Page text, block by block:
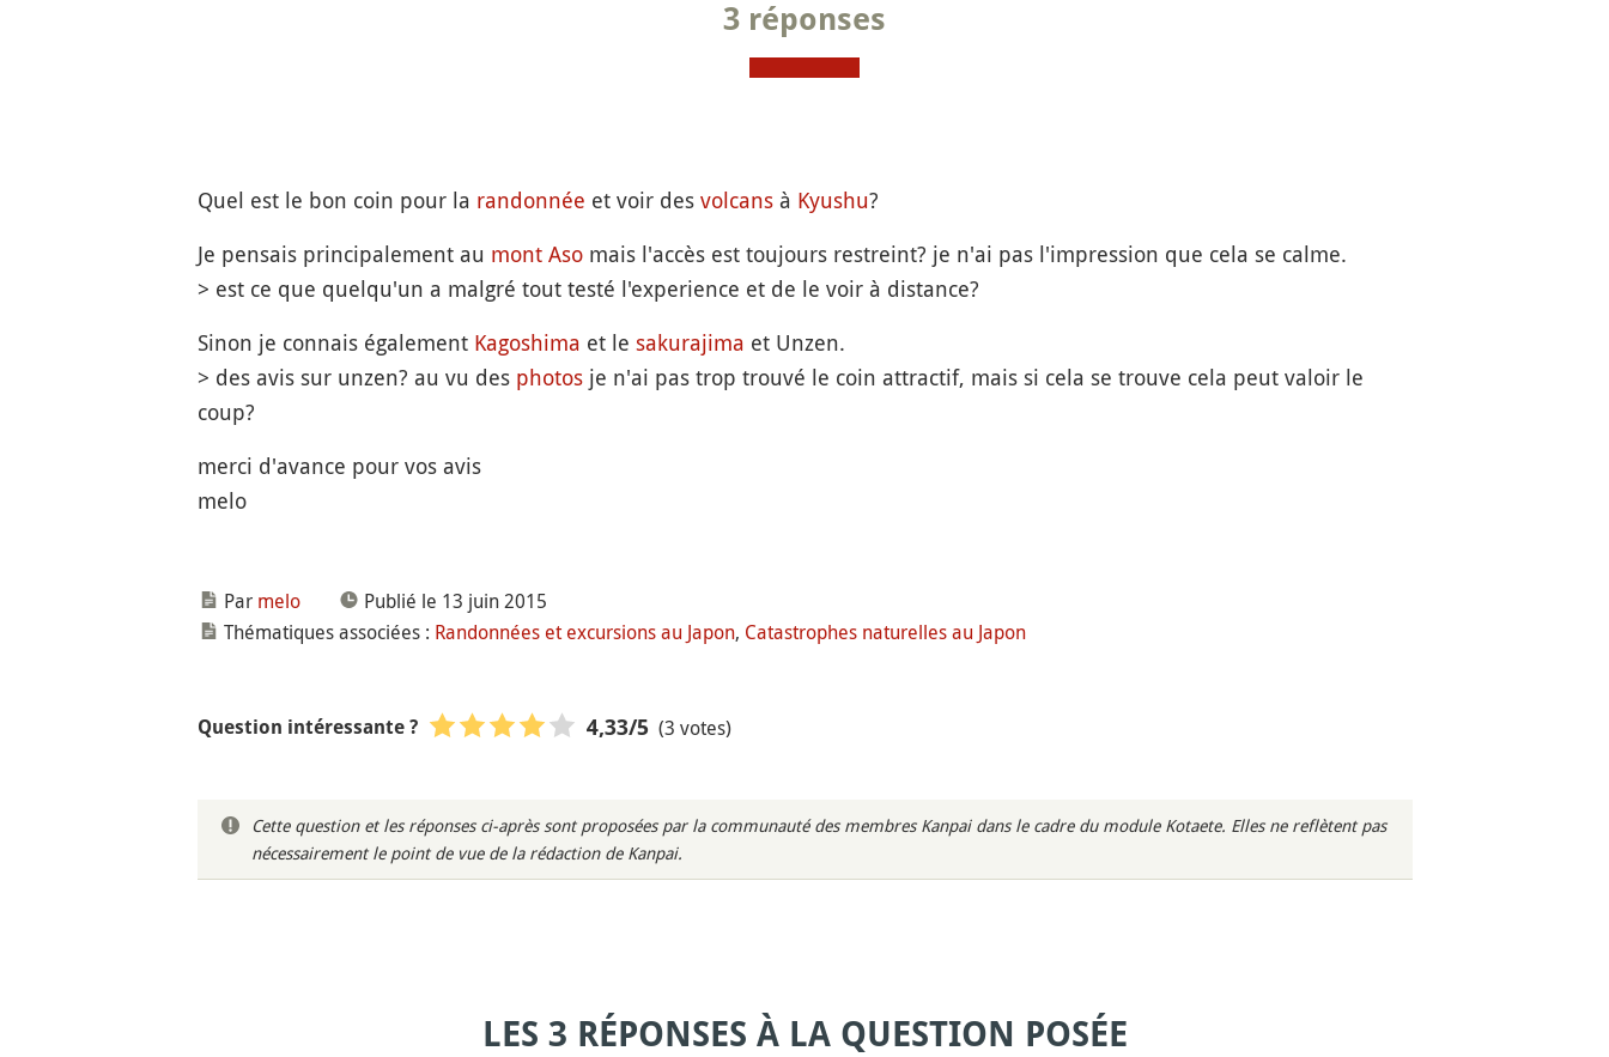
3 réponses
Quel est le bon coin pour la randonnée et voir des volcansà Kyushu?
Je pensais principalement au mont Asomais l'accès est toujours restreint? je n'ai pas l'impression que cela se calme.
> est ce que quelqu'un a malgré tout testé l'experience et de le voir à distance?
Sinon je connais également Kagoshima et le sakurajima et Unzen.
> des avis sur unzen? au vu des photosje n'ai pas trop trouvé le coin attractif, mais si cela se trouve cela peut valoir le
coup?
merci d'avance pour vos avis
melo
Par melo
Publié le 13 juin 2015
Thématiques associées : Randonnées et excursions au Japon, Catastrophes naturelles au Japon
Question intéressante ? 4,33/5 (3 votes)
Cette question et les réponses ci-après sont proposées par la communauté des membres Kanpai dans le cadre du module Kotaete. Elles ne reflètent pas
nécessairement le point de vue de la rédaction de Kanpai.
LES 3 RÉPONSES À LA QUESTION POSÉE